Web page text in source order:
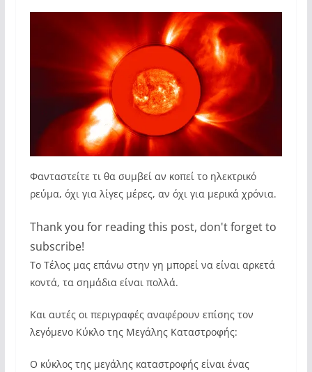
Φανταστείτε τι θα συμβεί αν κοπεί το ηλεκτρικό
ρεύμα, όχι για λίγες μέρες, αν όχι για μερικά χρόνια.
Thank you for reading this post, don't forget to
subscribe!
Το Τέλος μας επάνω στην γη μπορεί να είναι αρκετά
κοντά, τα σημάδια είναι πολλά.
Και αυτές οι περιγραφές αναφέρουν επίσης τον
λεγόμενο Κύκλο της Μεγάλης Καταστροφής:
Ο κύκλος της μεγάλης καταστροφής είναι ένας